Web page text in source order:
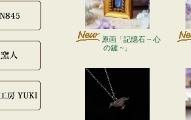
原画「記憶石 ~ 心
の鍵 ~」